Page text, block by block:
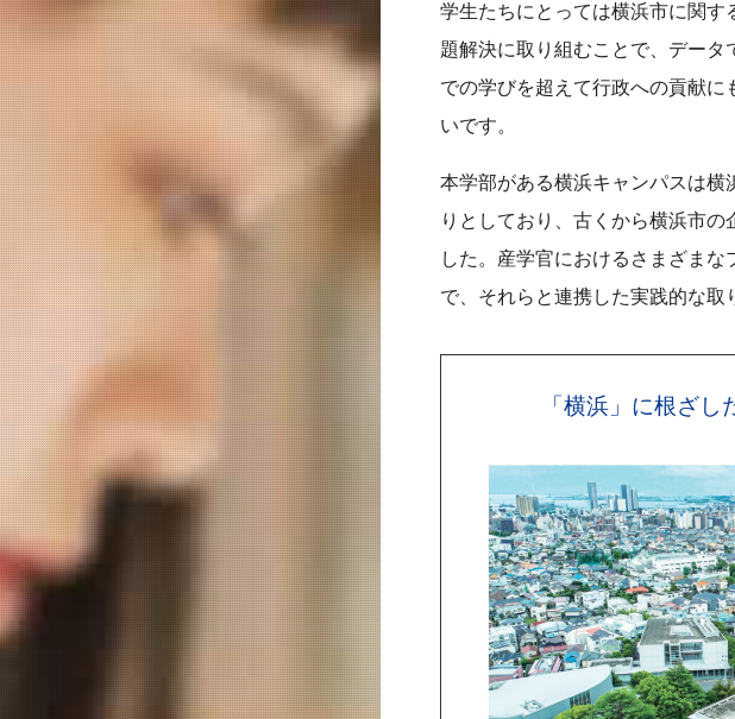
学生たちにとっては横浜市に関す
題解決に取り組むことで、デー
での学びを超えて行政への貢献
いです。
本学部がある横浜キャンパスは
りとしており、古くから横浜市
した。産学官におけるさまざま
で、それらと連携した実践的な取
「横浜」に根ざし